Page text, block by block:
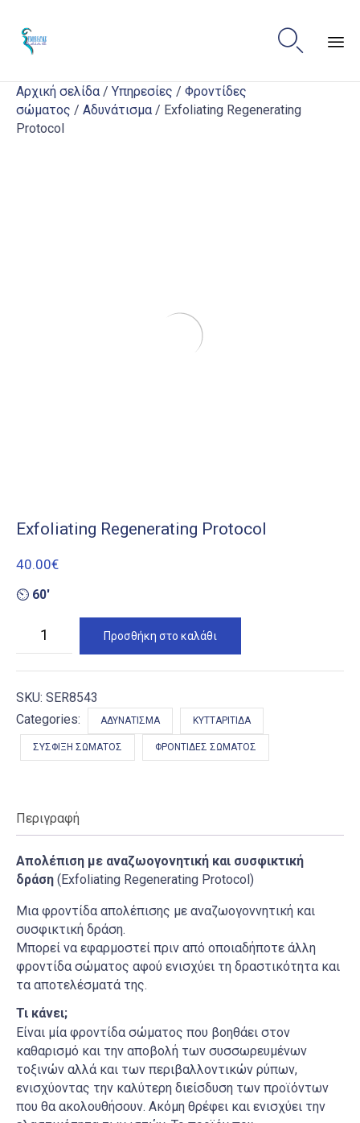

Αρχική σελίδα / Υπηρεσίες / Φροντίδες
σώματος / Αδυνάτισμα / Exfoliating Regenerating
Protocol
Exfoliating Regenerating Protocol
40.00€
⏲ 60′
Προσθήκη στο καλάθι
SKU: SER8543
Categories:
ΑΔΥΝΆΤΙΣΜΑ ΚΥΤΤΑΡΊΤΙΔΑ
ΣΎΣΦΙΞΗ ΣΏΜΑΤΟΣ ΦΡΟΝΤΊΔΕΣ ΣΏΜΑΤΟΣ
Περιγραφή
Απολέπιση με αναζωογονητική και συσφικτική
δράση (Exfoliating Regenerating Protocol)
Μια φροντίδα απολέπισης με αναζωογοννητική και
συσφικτική δράση.
Μπορεί να εφαρμοστεί πριν από οποιαδήποτε άλλη
φροντίδα σώματος αφού ενισχύει τη δραστικότητα και
τα αποτελέσματά της.
Τι κάνει;
Είναι μία φροντίδα σώματος που βοηθάει στον
καθαρισμό και την αποβολή των συσσωρευμένων
τοξινών αλλά και των περιβαλλοντικών ρύπων,
ενισχύοντας την καλύτερη διείσδυση των προϊόντων
που θα ακολουθήσουν. Ακόμη θρέφει και ενισχύει την